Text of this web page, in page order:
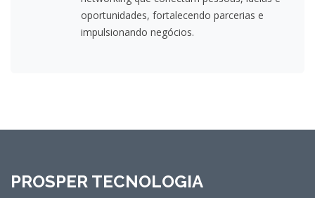
oportunidades, fortalecendo parcerias e
impulsionando negócios.
PROSPER TECNOLOGIA